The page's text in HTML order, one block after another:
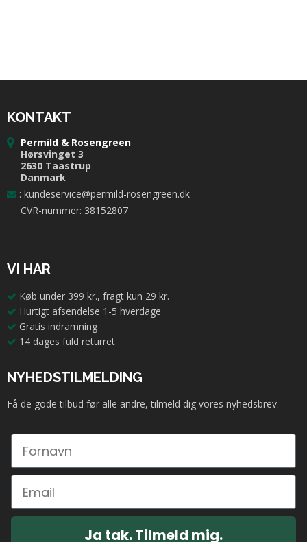
KONTAKT
Permild & Rosengreen
Hørsvinget 3
2630 Taastrup
Danmark
: kundeservice@permild-rosengreen.dk
CVR-nummer: 38152807
VI HAR
Køb under 399 kr., fragt kun 29 kr.
Hurtigt afsendelse 1-5 hverdage
Gratis indramning
14 dages fuld returret
NYHEDSTILMELDING
Få de gode tilbud før alle andre, tilmeld dig vores nyhedsbrev.
Ja tak. Tilmeld mig.